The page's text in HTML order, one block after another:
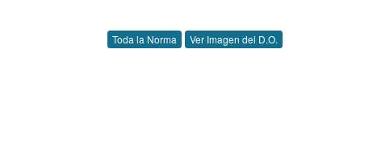
Toda la Norma Ver Imagen del D.O.